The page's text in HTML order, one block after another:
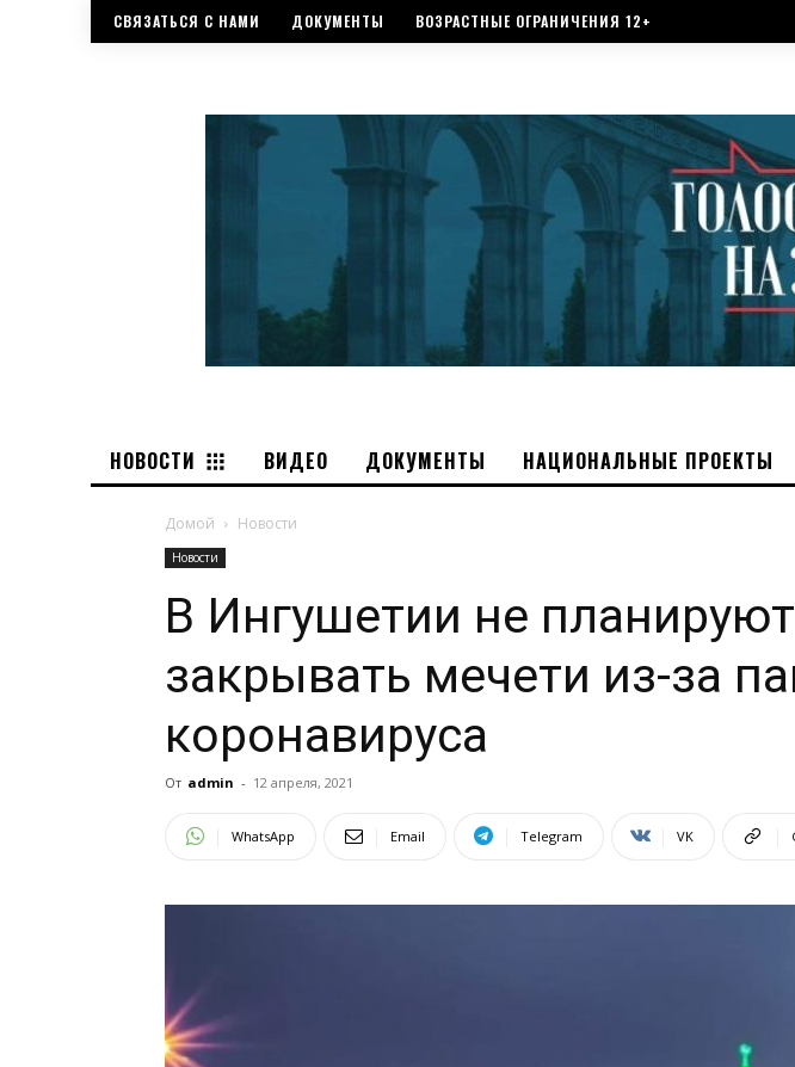
СВЯЗАТЬСЯ С НАМИ ДОКУМЕНТЫ ВОЗРАСТНЫЕ ОГРАНИЧЕНИЯ 12+
НОВОСТИ ВИДЕО ДОКУМЕНТЫ НАЦИОНАЛЬНЫЕ ПРОЕКТЫ
Домой Новости
Новости
В Ингушетии не планируют
закрывать мечети из-за
коронавируса
От admin - 12 апреля, 2021
WhatsApp Email Telegram VK